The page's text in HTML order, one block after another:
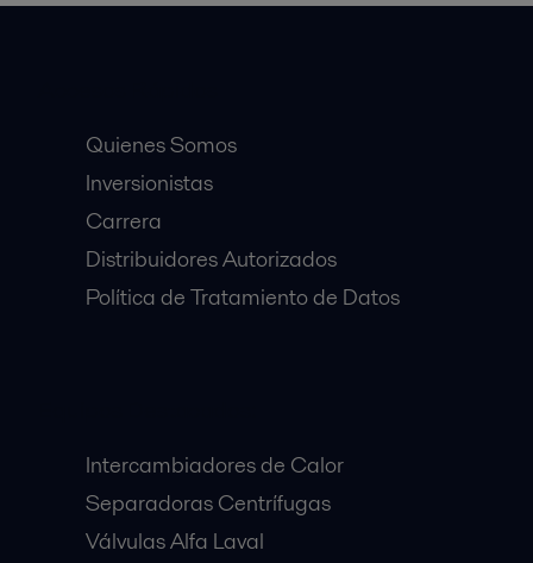
Quienes Somos
Inversionistas
Carrera
Distribuidores Autorizados
Política de Tratamiento de Datos
Intercambiadores de Calor
Separadoras Centrífugas
Válvulas Alfa Laval